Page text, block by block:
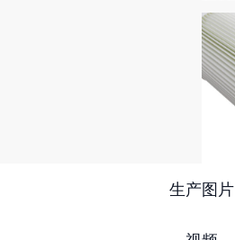
生产图片